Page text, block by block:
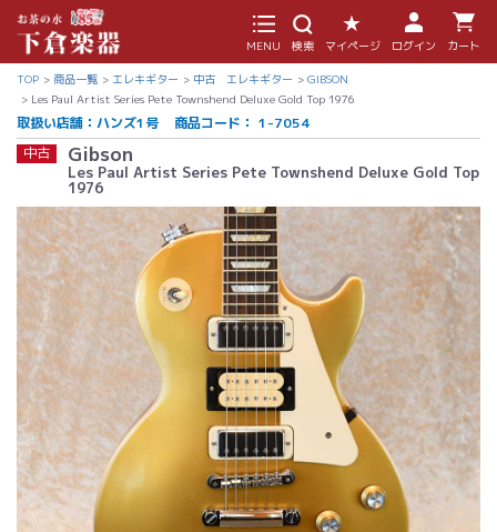
MENU 検索 マイページ ログイン カート
TOP 商品一覧 エレキギター 中古 エレキギター
GIBSON
Les Paul Artist Series Pete Townshend Deluxe Gold Top 1976
取扱い店舗：ハンズ1号 商品コード： 1-7054
中古
Gibson
Les Paul Artist Series Pete Townshend Deluxe Gold Top
1976